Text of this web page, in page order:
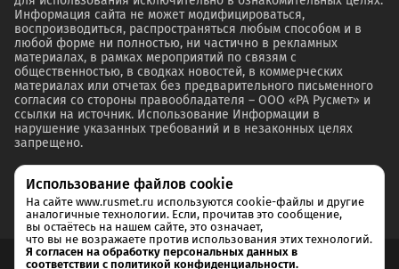
Информация сайта не может модифицироваться,
воспроизводиться, распространяться любым способом и в
любой форме ни полностью, ни частично в рекламных
материалах, в рамках мероприятий по связям с
общественностью, в сводках новостей, в коммерческих
материалах или отчетах без предварительного письменного
согласия со стороны правообладателя – ООО «РА Русмет» и
ссылки на источник. Использование Информации в
нарушение указанных требований и в незаконных целях
запрещено.
Согласие на обработку и хранение персональных данных
Использование файлов cookie
На сайте www.rusmet.ru используются cookie-файлы и другие
аналогичные технологии. Если, прочитав это сообщение,
вы остаётесь на нашем сайте, это означает,
что вы не возражаете против использования этих технологий.
Я согласен на обработку персональных данных в
соответствии с политикой конфиденциальности.